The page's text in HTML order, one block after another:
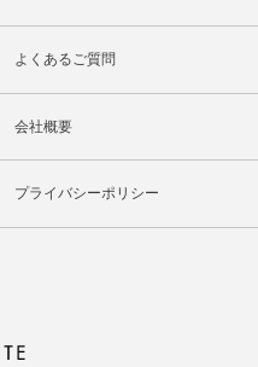
よくあるご質問
会社概要
プライバシーポリシー